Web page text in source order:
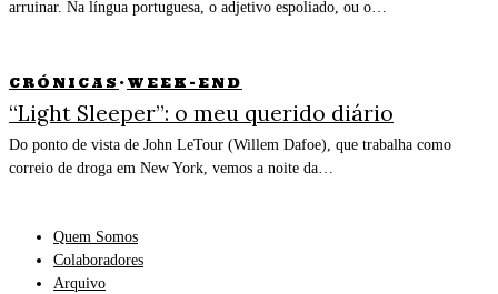
arruinar. Na língua portuguesa, o adjetivo espoliado, ou o…
CRÓNICAS · WEEK-END
“Light Sleeper”: o meu querido diário
Do ponto de vista de John LeTour (Willem Dafoe), que trabalha como
correio de droga em New York, vemos a noite da…
Quem Somos
Colaboradores
Arquivo